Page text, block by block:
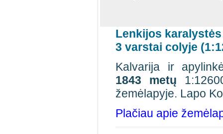
Lenkijos
3 varstai colyje
Kalvarija ir
1843
metų
žemėlapyje. Lapo
Plačiau apie